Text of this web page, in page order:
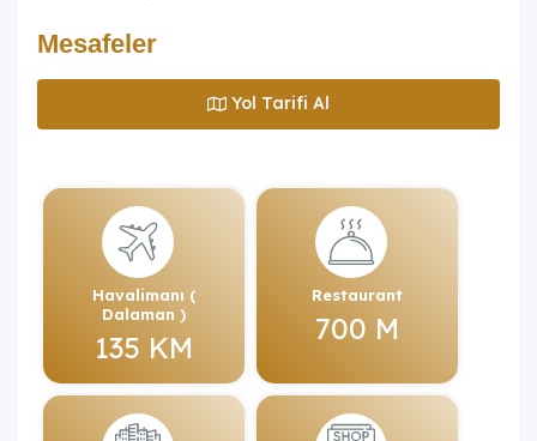
Mesafeler
Yol Tarifi Al
Havalimanı (
Dalaman )
135 KM
Restaurant
700 M